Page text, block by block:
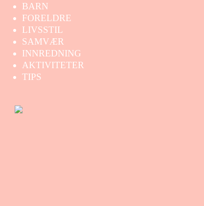
BARN
FORELDRE
LIVSSTIL
SAMVÆR
INNREDNING
AKTIVITETER
TIPS